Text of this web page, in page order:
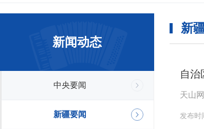
新闻动态
中央要闻
新疆要闻
新
自治
天山
发布时